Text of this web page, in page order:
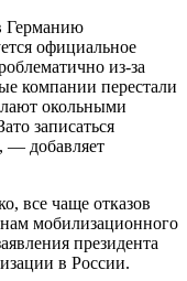
Германию
официальное
из-за
компании перестали
окольными
записаться
— добавляет
все чаще отказов
мобилизационного
президента
в России.